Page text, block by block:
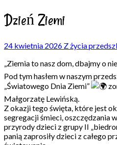
Dzień Ziemi
24 kwietnia 2026 Z życia
„Ziemia to nasz dom, dbajmy o
Pod tym hasłem w naszym
„Światowego Dnia Ziemi”
Małgorzatę Lewińską.
Z okazji tego święta, które jest
segregacji śmieci, oszczędzania
przyrody dzieci z grupy II
panią zaprosiły dzieci z całego